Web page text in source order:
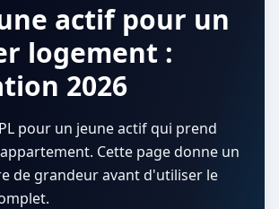
actif pour un
logement :
2026
pour un jeune actif qui prend
Cette page donne un
de grandeur avant d'utiliser le